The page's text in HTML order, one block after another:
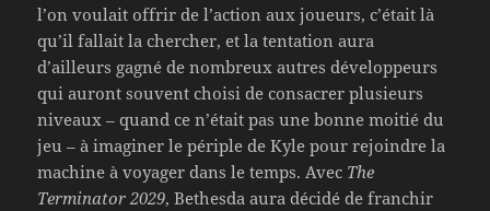
l’on voulait offrir de l’action aux joueurs, c’était là
qu’il fallait la chercher, et la tentation aura
d’ailleurs gagné de nombreux autres développeurs
qui auront souvent choisi de consacrer plusieurs
niveaux – quand ce n’était pas une bonne moitié du
jeu – à imaginer le périple de Kyle pour rejoindre la
machine à voyager dans le temps. Avec The
Terminator 2029, Bethesda aura décidé de franchir